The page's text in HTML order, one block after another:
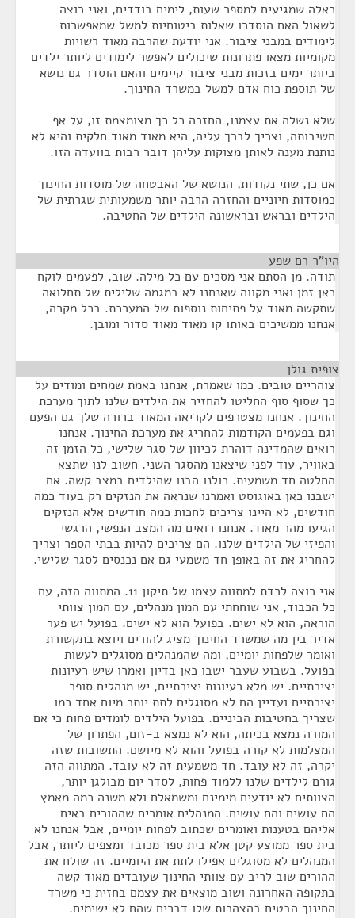
כאלה שמגיעים למספר שעות, לימים בודדים, ואני רוצה
לשאול האם הוסדרו שאלות ביטוחיות למשל שמאפשרות
לימודים במבני ציבור. אני יודעת שהרבה מאוד רשויות
מקומיות מצאו פתרונות שיכולים לאפשר לימודים ליותר ילדים
ביותר ימים בזכות מבני ציבור קיימים והאם הוסדר גם נושא
של תוספת כוח אדם למשל במשרד החינוך.
שלא נשלה את עצמנו, החזרה כל כך מצומצמת זו, על אף
חשיבותה, וצריך לברך עליה, היא מאוד מאוד חלקית והיא לא
נותנת מענה לאותן מצוקות עליהן דובר רבות בוועדה הזו.
אם כן, שתי נקודות, הנושא של האבטחה של מוסדות החינוך
כמוסדות חיוניים והחזרה הרבה יותר משמעותית שגרתית של
הילדים ובראש ובראשונה הילדים של החטיבה.
היו"ר רם שפע
תודה. מן הסתם אני מסכים עם כל מילה. שוב, לפעמים לוקח
כאן זמן ואני מקווה שאנחנו לא במגמה שלילית של תחלואה
שתקשה מאוד על פתיחות נוספות של המערכת. בכל מקרה,
אנחנו ממשיכים באותו קו מאוד מאוד סדור ומובן.
צופית גולן
צוהריים טובים. כמו שאמרת, אנחנו באמת שמחים ומודים על
כך שסוף סוף החליטו להחזיר את הילדים שלנו לתוך מערכת
החינוך. אנחנו מצטרפים לקריאה המאוד ברורה שלך גם הפעם
וגם בפעמים הקודמות להחריג את מערכת החינוך. אנחנו
רואים שהמדינה דוהרת לכיוון של סגר שלישי, כל הזמן זה
באוויר, עוד לפני שיצאנו מהסגר השני. חשוב לנו שתצא
החלטה חד משמעית. כולנו הבנו שהילדים במצב קשה. אם
ישבנו כאן באוגוסט ואמרנו שנראה את הנזקים רק בעוד כמה
חודשים, לא היינו צריכים לחכות כמה חודשים אלא הנזקים
הגיעו מהר מאוד. אנחנו רואים מה המצב הנפשי, הרגשי
והפיזי של הילדים שלנו. הם צריכים להיות בבתי הספר וצריך
להחריג את זה באופן חד משמעי גם אם נכנסים לסגר שלישי.
אני רוצה לרדת למתווה עצמו של תיקון 11. המתווה הזה, עם
כל הכבוד, אני שוחחתי עם המון מנהלים, עם המון צוותי
הוראה, הוא לא ישים. בפועל הוא לא ישים. בפועל יש פער
אדיר בין מה שמשרד החינוך מציג להורים ויוצא בתקשורת
ואומר שלפחות יומיים, ומה שהמנהלים מסוגלים לעשות
בפועל. בשבוע שעבר ישבו כאן בדיון ואמרו שיש רעיונות
יצירתיים. יש מלא רעיונות יצירתיים, יש מנהלים סופר
יצירתיים ועדיין הם לא מסוגלים לתת יותר מיום אחד כמו
שצריך בחטיבות הביניים. בפועל הילדים לומדים פחות כי אם
המורה נמצא בכיתה, הוא לא נמצא ב-זום, הפתרון של
המצלמות לא קורה בפועל והוא לא מיושם. התשובות שזה
יקרה, זה לא עובד. חד משמעית זה לא עובד. המתווה הזה
גורם לילדים שלנו ללמוד פחות, לסדר יום מבולגן יותר,
הצוותים לא יודעים מימינם ומשמאלם ולא משנה כמה מאמץ
הם עושים והם עושים. המנהלים אומרים שההורים באים
אליהם בטענות ואומרים שכתוב לפחות יומיים, אבל אנחנו לא
בית ספר ממוצע קטן אלא בית ספר מכובד ומצפים ליותר, אבל
המנהלים לא מסוגלים אפילו לתת את היומיים. זה שולח את
ההורים שוב לריב עם צוותי החינוך שעובדים מאוד קשה
בתקופה האחרונה ושוב מוצאים את עצמם בחזית כי משרד
החינוך הבטיח בהצהרות שלו דברים שהם לא ישימים.